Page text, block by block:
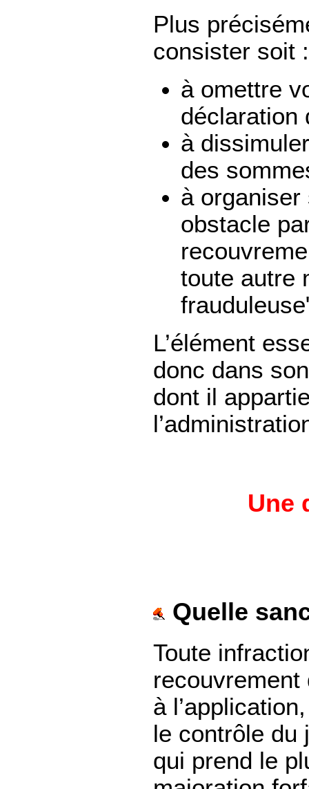
Plus
consister soit :
à omettre
déclaration
à
des
à
obstacle
toute autre
L’élément
donc dans
dont il
Une
Quelle
Toute
recouvrement
à
le contrôle du
qui prend le